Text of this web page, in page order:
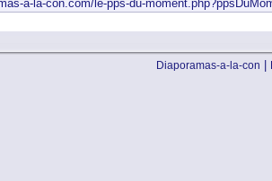
Diaporamas-a-la-con